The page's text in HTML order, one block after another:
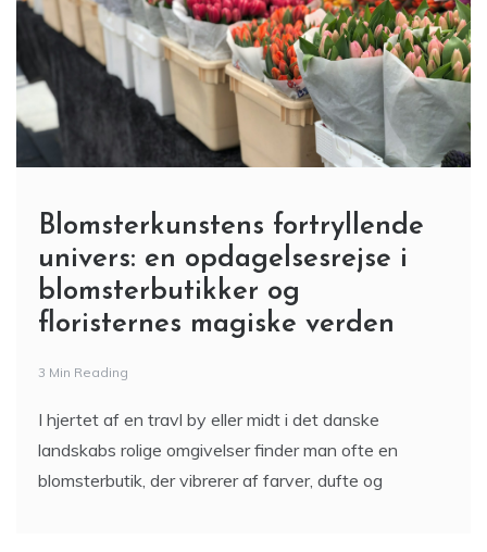
Blomsterkunstens fortryllende
univers: en opdagelsesrejse i
blomsterbutikker og
floristernes magiske verden
3 Min Reading
I hjertet af en travl by eller midt i det danske
landskabs rolige omgivelser finder man ofte en
blomsterbutik, der vibrerer af farver, dufte og